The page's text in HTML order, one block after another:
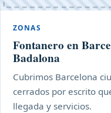
ZONAS
Fontanero en
Badalona
Cubrimos Barcelona
cerrados por escrito
llegada y servicios.